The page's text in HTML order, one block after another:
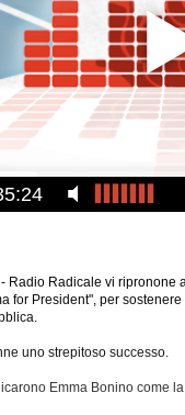
Radio Radicale vi
for President", per
uno strepitoso successo.
Emma Bonino come